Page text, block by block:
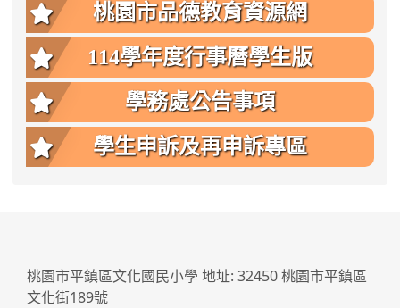
桃園市品德教育資源網
114學年度行事曆學生版
學務處公告事項
學生申訴及再申訴專區
桃園市平鎮區文化國民小學 地址: 32450 桃園市平鎮區
文化街189號